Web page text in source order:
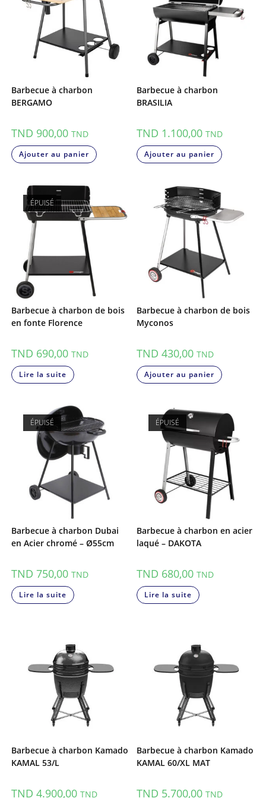
Barbecue à charbon
BERGAMO
TND 900,00 TND
Ajouter au panier
Barbecue à charbon
BRASILIA
TND 1.100,00 TND
Ajouter au panier
ÉPUISÉ
Barbecue à charbon de bois
en fonte Florence
TND 690,00 TND
Lire la suite
Barbecue à charbon de bois
Myconos
TND 430,00 TND
Ajouter au panier
ÉPUISÉ
Barbecue à charbon Dubai
en Acier chromé – Ø55cm
TND 750,00 TND
Lire la suite
ÉPUISÉ
Barbecue à charbon en acier
laqué – DAKOTA
TND 680,00 TND
Lire la suite
Barbecue à charbon Kamado
KAMAL 53/L
TND 4.900,00 TND
Barbecue à charbon Kamado
KAMAL 60/XL MAT
TND 5.700,00 TND